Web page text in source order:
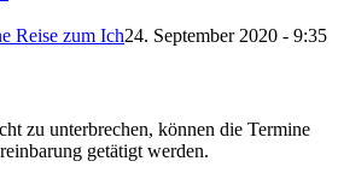
Reise zum Ich24. September 2020 - 9:35
zu unterbrechen, können die Termine
getätigt werden.